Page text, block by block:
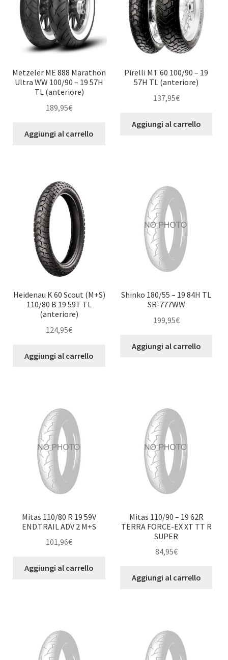
Metzeler ME 888 Marathon
Ultra WW 100/90 – 19 57H
TL (anteriore)
189,95€
Aggiungi al carrello
Pirelli MT 60 100/90 – 19
57H TL (anteriore)
137,95€
Aggiungi al carrello
Heidenau K 60 Scout (M+S)
110/80 B 19 59T TL
(anteriore)
124,95€
Aggiungi al carrello
Shinko 180/55 – 19 84H TL
SR-777WW
199,95€
Aggiungi al carrello
Mitas 110/80 R 19 59V
END.TRAIL ADV 2 M+S
101,96€
Aggiungi al carrello
Mitas 110/90 – 19 62R
TERRA FORCE-EX XT TT R
SUPER
84,95€
Aggiungi al carrello